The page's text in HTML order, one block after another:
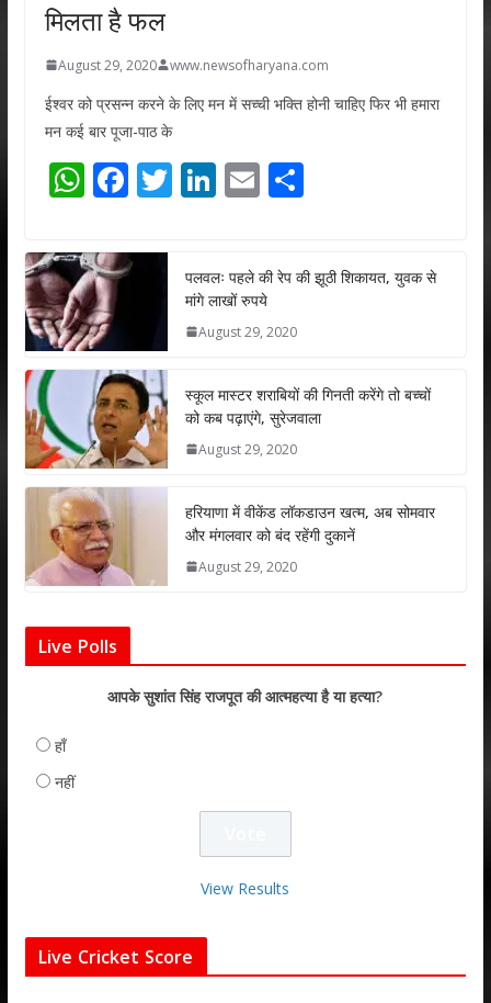
मिलता है फल
August 29, 2020 www.newsofharyana.com
ईश्वर को प्रसन्न करने के लिए मन में सच्ची भक्ति होनी चाहिए फिर भी हमारा
मन कई बार पूजा-पाठ के
W
at
s
A
p
p
F
e
b
o
k
T
er
Li
e
dI
n
E
l
S
e
पलवलः पहले की रेप की झूठी शिकायत, युवक से
मांगे लाखों रुपये
August 29, 2020
स्कूल मास्टर शराबियों की गिनती करेंगे तो बच्चों
को कब पढ़ाएंगे, सुरेजवाला
August 29, 2020
हरियाणा में वीकेंड लॉकडाउन खत्म, अब सोमवार
और मंगलवार को बंद रहेंगी दुकानें
August 29, 2020
Live Polls
आपके सुशांत सिंह राजपूत की आत्महत्या है या हत्या?
हाँ
नहीं
View Results
Live Cricket Score